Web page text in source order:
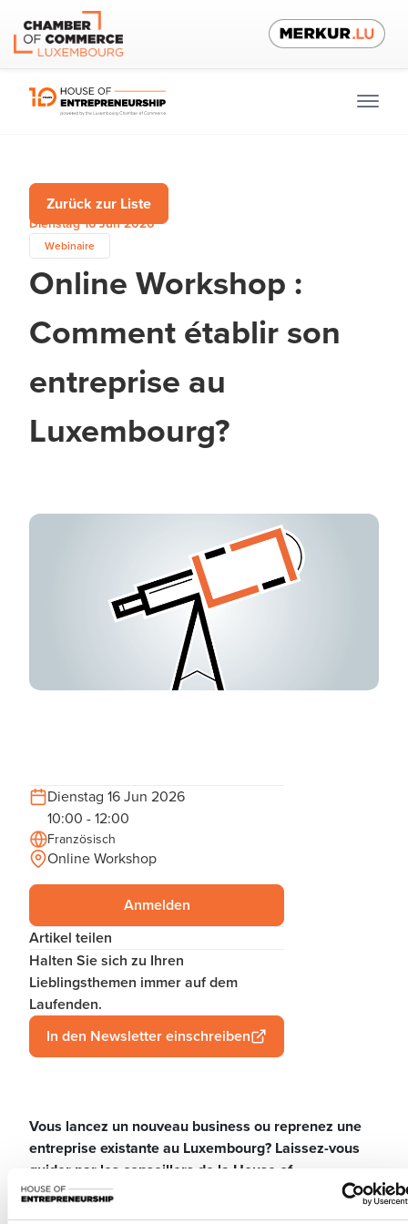
Zurück zur Liste
Dienstag 16 Jun 2026
Webinaire
Online Workshop :
Comment établir son
entreprise au
Luxembourg?
Dienstag 16 Jun 2026
10:00 - 12:00
Französisch
Online Workshop
Anmelden
Artikel teilen
Halten Sie sich zu Ihren
Lieblingsthemen immer auf dem
Laufenden.
In den Newsletter einschreiben
Vous lancez un nouveau business ou reprenez une
entreprise existante au Luxembourg? Laissez-vous
guider par les conseillers de la House of
Entrepreneurship, le point de contact unique pour les